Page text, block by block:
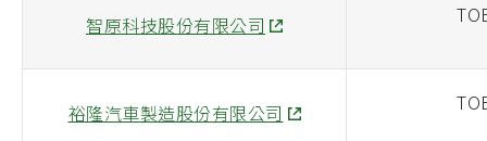
智原科技股份有限公司
裕隆汽車製造股份有限公司